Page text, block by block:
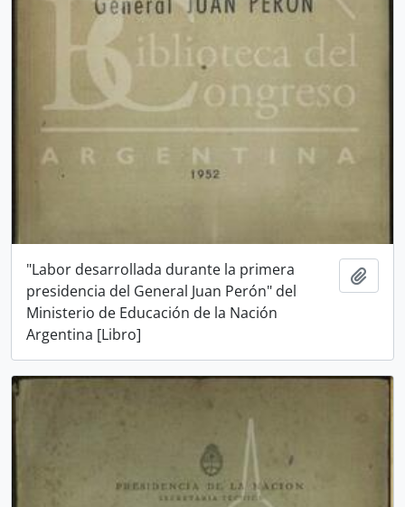
"Labor desarrollada durante la primera
presidencia del General Juan Perón" del
Ministerio de Educación de la Nación
Argentina [Libro]